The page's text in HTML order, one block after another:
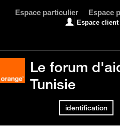
Espace particulier Espace
Espace client
Le forum
Tunisie
identification